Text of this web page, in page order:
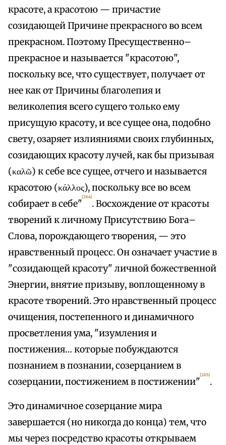
красоте, а красотою — причастие
созидающей Причине прекрасного во всем
прекрасном. Поэтому Пресущественно–
прекрасное и называется "красотою",
поскольку все, что существует, получает от
нее как от Причины благолепия и
великолепия всего сущего только ему
присущую красоту, и все сущее она, подобно
свету, озаряет излияниями своих глубинных,
созидающих красоту лучей, как бы призывая
(καλῶ) к себе все сущее, отчего и называется
красотою (κάλλος), поскольку все во всем
собирает в себе"
[264]
. Восхождение от красоты
творений к личному Присутствию Бога–
Слова, порождающего творения, — это
нравственный процесс. Он означает участие в
"созидающей красоту" личной божественной
Энергии, внятие призыву, воплощенному в
красоте творений. Это нравственный процесс
очищения, постепенного и динамичного
просветления ума, "изумления и
постижения… которые побуждаются
познанием в познании, созерцанием в
созерцании, постижением в постижении"
[265]
.
Это динамичное созерцание мира
завершается (но никогда до конца) тем, что
мы через посредство красоты открываем